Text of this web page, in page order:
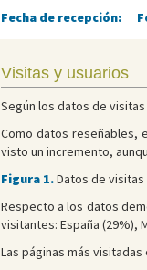
Fecha de recepción:
Visitas y usuarios
Según los datos de
Como datos reseñables,
visto un incremento,
Figura 1.Datos de visitas
Respecto a los datos
visitantes: España (29%),
Las páginas más